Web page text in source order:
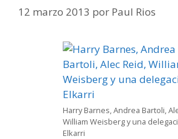
12 marzo 2013 por Paul Rios
Harry Barnes, Andrea Bartoli,
William Weisberg y una
Elkarri